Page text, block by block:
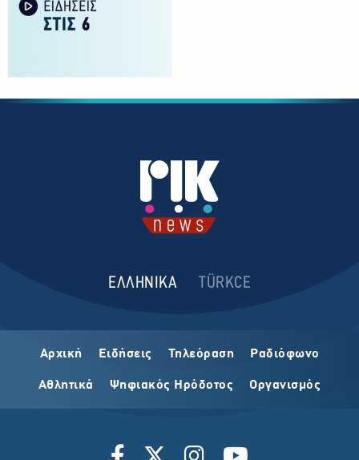
ΕΛΛΗΝΙΚΑ TÜRKCE
Αρχική Ειδήσεις Τηλεόραση Ραδιόφωνο
Αθλητικά Ψηφιακός Ηρόδοτος Οργανισμός